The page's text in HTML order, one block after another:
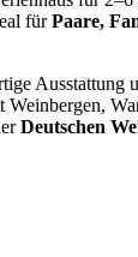
fürPaare,
Ausstattung
Deutschen